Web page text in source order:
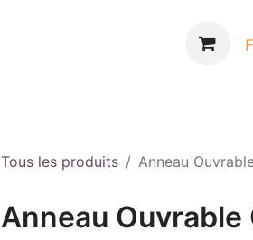
Tous les produits Anneau
Anneau Ouvrable